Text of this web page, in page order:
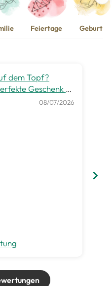
Feiertage Geburt
dem Topf?
Geschenk zu
08/07/2026